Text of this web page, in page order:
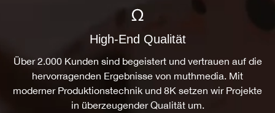
High-End Qualität
Über 2.000 Kunden sind begeistert und vertrauen auf die
hervorragenden Ergebnisse von muthmedia. Mit
moderner Produktionstechnik und 8K setzen wir Projekte
in überzeugender Qualität um.